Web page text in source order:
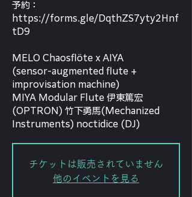
予約：
https://forms.gle/DqthZS7yty2Hnf
tD9
MELO Chaosflöte x AIYA
(sensor-augmented flute +
improvisation machine)
MIYA Modular Flute 伊東篤宏
(OPTRON) 竹下勇馬(Mechanized
Instruments) noctidice (DJ)
チケットは販売されていません
他のイベントを見る